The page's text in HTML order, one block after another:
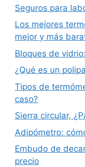
Seguros para
Los mejores
mejor y más
Bloques de
¿Qué es un
Tipos de
caso?
Sierra circular,
Adipómetro:
Embudo de
precio